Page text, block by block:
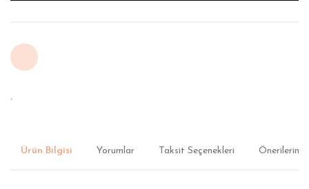
Ürün Bilgisi Yorumlar Taksit Seçenekleri Önerileriniz